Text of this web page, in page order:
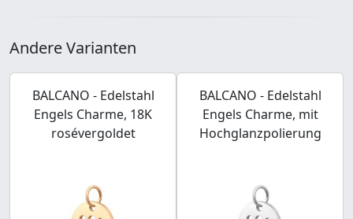
Andere Varianten
BALCANO - Edelstahl
Engels Charme, 18K
rosévergoldet
BALCANO - Edelstahl
Engels Charme, mit
Hochglanzpolierung